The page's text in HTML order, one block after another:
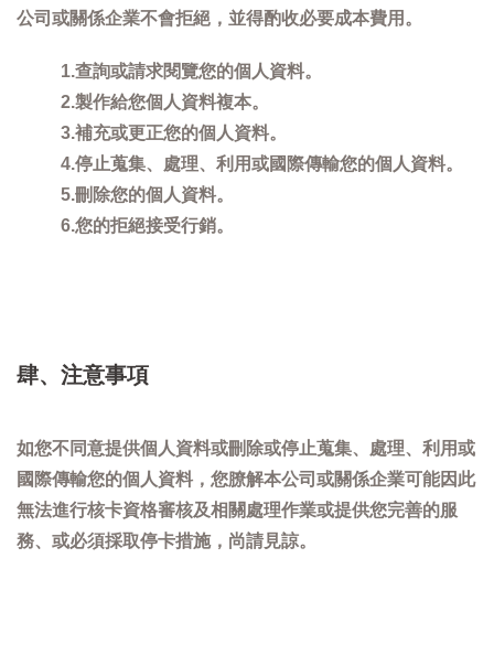
公司或關係企業不會拒絕，並得酌收必要成本費用。
1.查詢或請求閱覽您的個人資料。
2.製作給您個人資料複本。
3.補充或更正您的個人資料。
4.停止蒐集、處理、利用或國際傳輸您的個人資料。
5.刪除您的個人資料。
6.您的拒絕接受行銷。
肆、注意事項
如您不同意提供個人資料或刪除或停止蒐集、處理、利用或
國際傳輸您的個人資料，您膫解本公司或關係企業可能因此
無法進行核卡資格審核及相關處理作業或提供您完善的服
務、或必須採取停卡措施，尚請見諒。